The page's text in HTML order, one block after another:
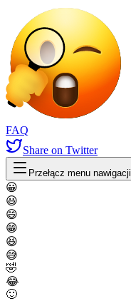
FAQ
Share on Twitter
Przełącz menu nawigacji
😀
😃
😄
😁
😆
😅
🤣
😂
🙂